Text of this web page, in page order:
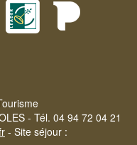
- Tél. 04 94 72 04 21
- Site séjour :